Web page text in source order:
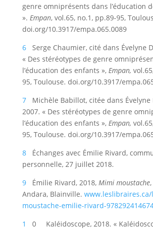
genre omniprésents dans l’éducation
». Empan, vol.65, no.1, pp.89-95,
doi.org/10.3917/empa.065.0089
6Serge Chaumier, cité dans Évelyne
« Des stéréotypes de genre
l’éducation des enfants », Empan,
95, Toulouse. doi.org/10.3917/
7Michèle Babillot, citée dans Évelyne
2007. « Des stéréotypes de genre
l’éducation des enfants », Empan,
95, Toulouse. doi.org/10.3917/
8Échanges avec Émilie Rivard,
personnelle, 27 juillet 2018.
9Émilie Rivard, 2018, Mimi moustache
Andara, Blainville.
moustache-emilie-rivard-
1
0 Kaléidoscope, 2018. «